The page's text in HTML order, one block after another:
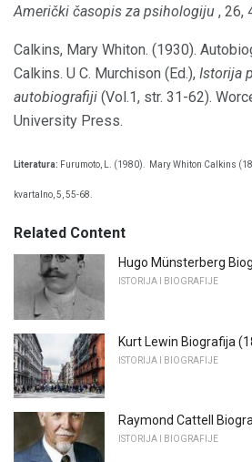
Američki časopis za psihologiju , 26,
Calkins, Mary Whiton. (1930).
Calkins. U C. Murchison (Ed.), Istorija
autobiografiji (Vol.1, str. 31-62).
University Press.
Literatura: Furumoto, L. (1980). Mary Whiton Calkins
kvartalno, 5, 55-68.
Related Content
Hugo Münsterberg
ISTORIJA I BIOGRAFIJE
Kurt Lewin Biografija
ISTORIJA I BIOGRAFIJE
Raymond Cattell
ISTORIJA I BIOGRAFIJE